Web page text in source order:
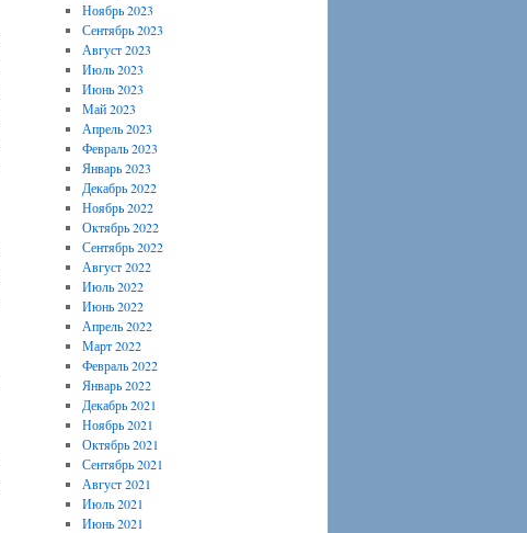
Ноябрь 2023
Сентябрь 2023
Август 2023
Июль 2023
Июнь 2023
Май 2023
Апрель 2023
Февраль 2023
Январь 2023
Декабрь 2022
Ноябрь 2022
Октябрь 2022
Сентябрь 2022
Август 2022
Июль 2022
Июнь 2022
Апрель 2022
Март 2022
Февраль 2022
Январь 2022
Декабрь 2021
Ноябрь 2021
Октябрь 2021
Сентябрь 2021
Август 2021
Июль 2021
Июнь 2021